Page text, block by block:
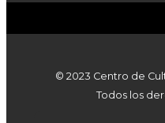
© 2023 Centro de
Todos los